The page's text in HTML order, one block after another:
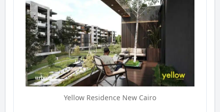
Yellow Residence New Cairo